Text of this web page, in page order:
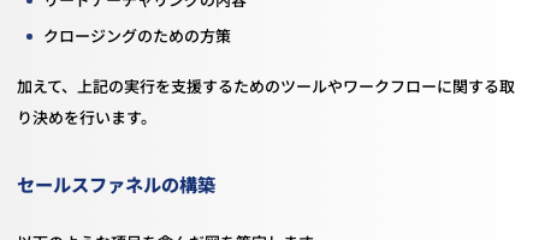
クロージングのための方策
加えて、上記の実行を支援するためのツールやワークフローに関する取
り決めを行います。
セールスファネルの構築